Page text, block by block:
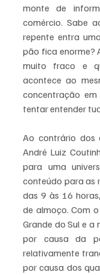
monte de
comércio. Sabe
repente entra
pão fica enorme?
muito fraco e
acontece ao
concentração
tentar entender
Ao contrário dos
André Luiz
para uma
conteúdo para as
das 9 às 16
de almoço. Com
Grande do Sul e
por causa da
relativamente
por causa dos